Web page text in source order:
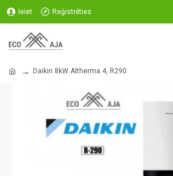
Ieiet Reģistrēties
Daikin 8kW Altherma 4, R290